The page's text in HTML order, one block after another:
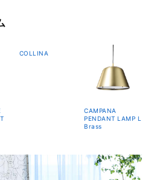
COLLINA
CAMPANA
PENDANT LAMP L
Brass